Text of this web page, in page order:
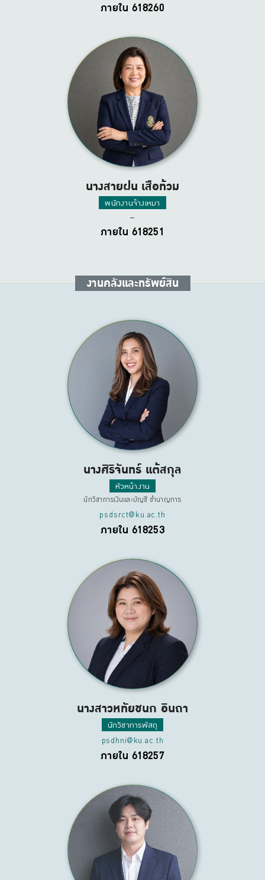
ภายใน 618260
นางสายฝน เสือท้วม
พนักงานจ้างเหมา
–
ภายใน 618251
งานคลังและทรัพย์สิน
นางศิริจันทร์ แต้สกุล
หัวหน้างาน
นักวิชาการเงินและบัญชี ชำนาญการ
psdsrct@ku.ac.th
ภายใน 618253
นางสาวหทัยชนก อินถา
นักวิชาการพัสดุ
psdhni@ku.ac.th
ภายใน 618257